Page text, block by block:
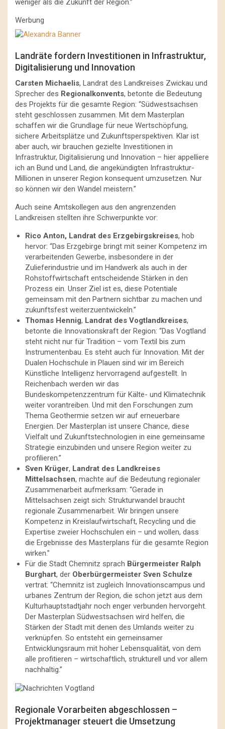
weniger als die Zukunft der Region.”
Werbung
Landräte fordern Investitionen in Infrastruktur,
Digitalisierung und Innovation
Carsten Michaelis, Landrat des Landkreises Zwickau und
Sprecher des Regionalkonvents, betonte die Bedeutung
des Projekts für die gesamte Region: “Südwestsachsen
steht geschlossen zusammen. Mit dem Masterplan
schaffen wir die Grundlage für neue Wertschöpfung,
sichere Arbeitsplätze und Zukunftsperspektiven. Klar ist
aber auch, wir brauchen gezielte Investitionen in
Infrastruktur, Digitalisierung und Innovation – hier appelliere
ich an Bund und Land, die angekündigten Infrastruktur-
Millionen in unserer Region konsequent umzusetzen. Nur
so können wir den Wandel meistern.”
Auch seine Amtskollegen aus den angrenzenden
Landkreisen stellten ihre Schwerpunkte vor:
Rico Anton, Landrat des Erzgebirgskreises, hob
hervor: “Das Erzgebirge bringt mit seiner Kompetenz im
verarbeitenden Gewerbe, insbesondere in der
Zulieferindustrie und im Handwerk als auch in der
Rohstoffwirtschaft entscheidende Stärken in den
Prozess ein. Unser Ziel ist es, diese Potentiale
gemeinsam mit den Partnern sichtbar zu machen und
zukunftsfest weiterzuentwickeln.”
Thomas Hennig, Landrat des Vogtlandkreises,
betonte die Innovationskraft der Region: “Das Vogtland
steht nicht nur für Tradition – vom Textil bis zum
Instrumentenbau. Es steht auch für Innovation. Mit der
Dualen Hochschule in Plauen sind wir im Bereich
Künstliche Intelligenz hervorragend aufgestellt. In
Reichenbach werden wir das
Bundeskompetenzzentrum für Kälte- und Klimatechnik
weiter vorantreiben. Und mit den Forschungen zum
Thema Geothermie setzen wir auf erneuerbare
Energien. Der Masterplan ist unsere Chance, diese
Vielfalt und Zukunftstechnologien in eine gemeinsame
Strategie einzubinden und unsere Region weiter zu
profilieren.”
Sven Krüger, Landrat des Landkreises
Mittelsachsen, machte auf die Bedeutung regionaler
Zusammenarbeit aufmerksam: “Gerade in
Mittelsachsen zeigt sich: Strukturwandel braucht
regionale Zusammenarbeit. Wir bringen unsere
Kompetenz in Kreislaufwirtschaft, Recycling und die
Expertise zweier Hochschulen ein – und wollen, dass
die Ergebnisse des Masterplans für die gesamte Region
wirken.”
Für die Stadt Chemnitz sprach Bürgermeister Ralph
Burghart, der Oberbürgermeister Sven Schulze
vertrat: “Chemnitz ist zugleich Innovationscampus und
urbanes Zentrum der Region, die schon jetzt aus dem
Kulturhauptstadtjahr noch enger verbunden hervorgeht.
Der Masterplan Südwestsachsen wird helfen, die
Stärken der Stadt mit denen des Umlands weiter zu
verknüpfen. So entsteht ein gemeinsamer
Entwicklungsraum mit hoher Lebensqualität, von dem
alle profitieren – wirtschaftlich, strukturell und vor allem
nachhaltig.”
Regionale Vorarbeiten abgeschlossen –
Projektmanager steuert die Umsetzung